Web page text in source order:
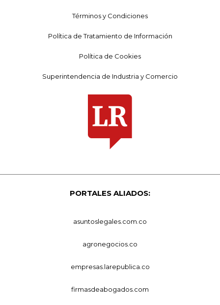
Términos y Condiciones
Política de Tratamiento de Información
Política de Cookies
Superintendencia de Industria y Comercio
PORTALES ALIADOS:
asuntoslegales.com.co
agronegocios.co
empresas.larepublica.co
firmasdeabogados.com